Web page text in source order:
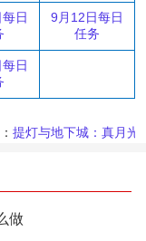
日
9月12日每日
任务
日
荐提灯与地下城：真月光
做